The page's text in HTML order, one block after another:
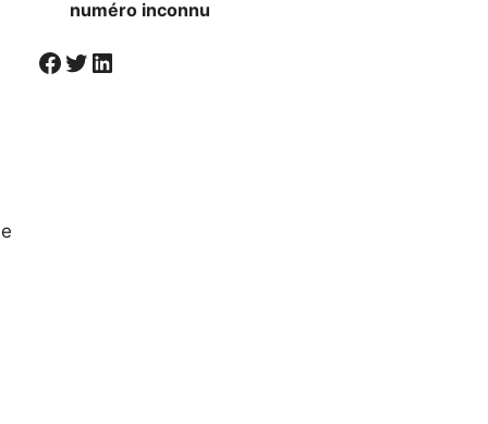
numéro inconnu
Visiter la page Facebook de Societal
Twitter
LinkedIn